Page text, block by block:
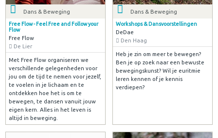
Dans & Beweging
Free Flow - Feel Free and Follow your
Flow
Free Flow
De Lier
Met Free Flow organiseren we
verschillende gelegenheden voor
jou om de tijd te nemen voor jezelf,
te voelen in je lichaam en te
ontdekken hoe het is om te
bewegen, te dansen vanuit jouw
eigen kern. Alles in het leven is
altijd in beweging.
Dans & Beweging
Workshops & Dansvoorstellingen
DeDae
Den Haag
Heb je zin om meer te bewegen?
Ben je op zoek naar een bewuste
bewegingskunst? Wil je euritmie
leren kennen of je kennis
verdiepen?